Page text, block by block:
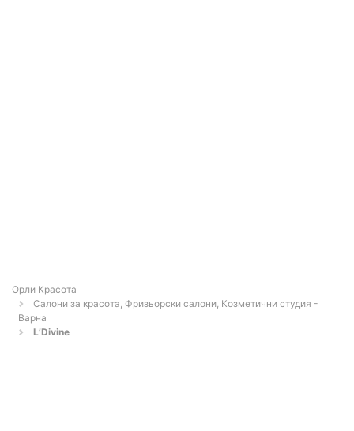
Орли Красота
Салони за красота, Фризьорски салони, Козметични студия -
Варна
L’Divine